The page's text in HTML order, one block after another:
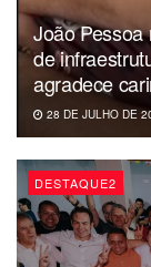
interno
Com o
político em
consolida
João
de
agradece
28 DE JULHO DE
DESTAQUE2